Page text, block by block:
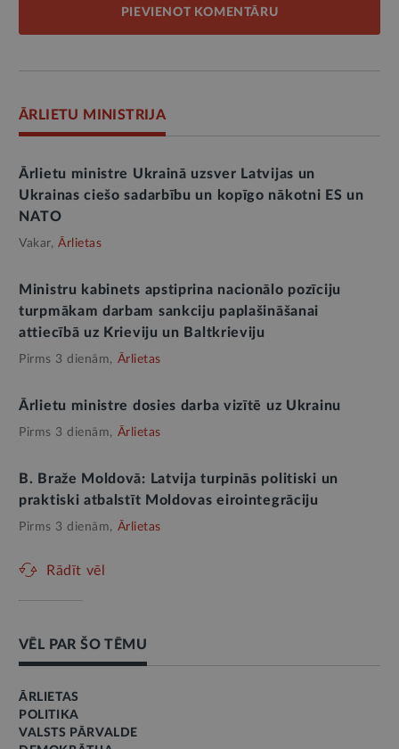
PIEVIENOT KOMENTĀRU
ĀRLIETU MINISTRIJA
Ārlietu ministre Ukrainā uzsver Latvijas un
Ukrainas ciešo sadarbību un kopīgo nākotni ES un
NATO
Vakar, Ārlietas
Ministru kabinets apstiprina nacionālo pozīciju
turpmākam darbam sankciju paplašināšanai
attiecībā uz Krieviju un Baltkrieviju
Pirms 3 dienām, Ārlietas
Ārlietu ministre dosies darba vizītē uz Ukrainu
Pirms 3 dienām, Ārlietas
B. Braže Moldovā: Latvija turpinās politiski un
praktiski atbalstīt Moldovas eirointegrāciju
Pirms 3 dienām, Ārlietas
Rādīt vēl
VĒL PAR ŠO TĒMU
ĀRLIETAS
POLITIKA
VALSTS PĀRVALDE